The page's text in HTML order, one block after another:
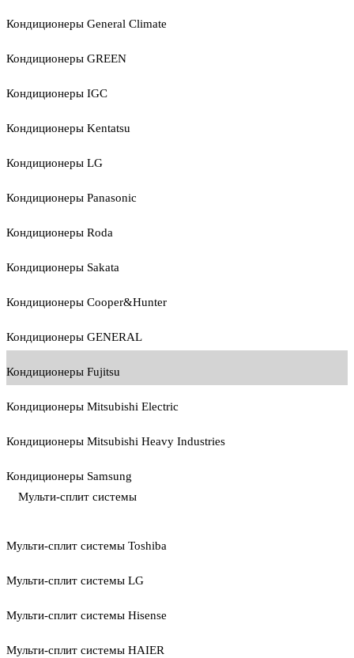
Кондиционеры General Climate
Кондиционеры GREEN
Кондиционеры IGC
Кондиционеры Kentatsu
Кондиционеры LG
Кондиционеры Panasonic
Кондиционеры Roda
Кондиционеры Sakata
Кондиционеры Cooper&Hunter
Кондиционеры GENERAL
Кондиционеры Fujitsu
Кондиционеры Mitsubishi Electric
Кондиционеры Mitsubishi Heavy Industries
Кондиционеры Samsung
Мульти-сплит системы
Мульти-сплит системы Toshiba
Мульти-сплит системы LG
Мульти-сплит системы Hisense
Мульти-сплит системы HAIER